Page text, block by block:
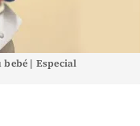
| Especial